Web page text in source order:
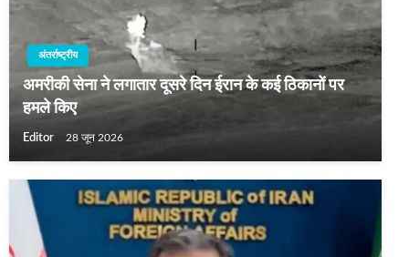
अंतर्राष्ट्रीय
अमरीकी सेना ने लगातार दूसरे दिन ईरान के कई ठिकानों पर
हमले किए
Editor 28 जून 2026